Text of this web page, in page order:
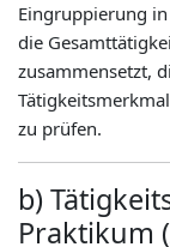
Eingruppierung
die
zusammensetzt,
zu prüfen.
b)
Praktikum